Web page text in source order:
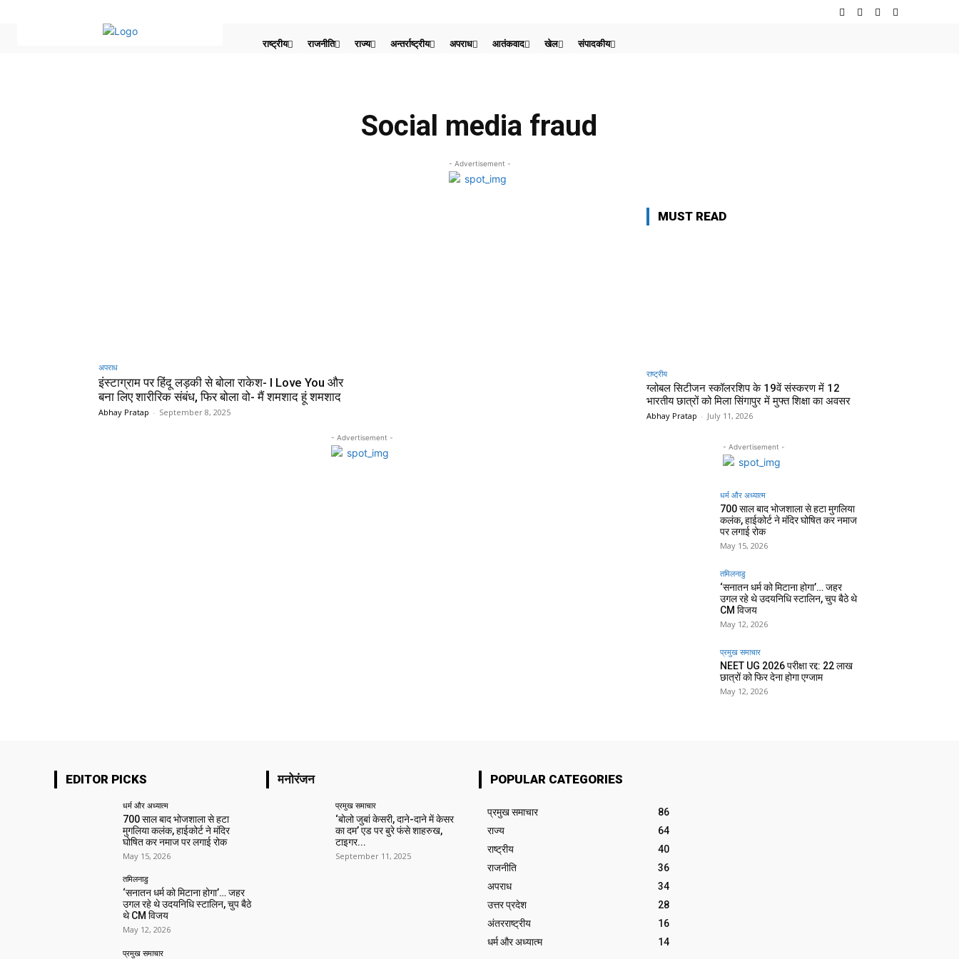
राष्ट्रीय राजनीति राज्य अन्तर्राष्ट्रीय अपराध आतंकवाद खेल संपादकीय
Social media fraud
- Advertisement -
अपराध
इंस्टाग्राम पर हिंदू लड़की से बोला राकेश- I Love You और
बना लिए शारीरिक संबंध, फिर बोला वो- मैं शमशाद हूं शमशाद
Abhay Pratap - September 8, 2025
- Advertisement -
MUST READ
राष्ट्रीय
ग्लोबल सिटीजन स्कॉलरशिप के 19वें संस्करण में 12
भारतीय छात्रों को मिला सिंगापुर में मुफ्त शिक्षा का अवसर
Abhay Pratap - July 11, 2026
- Advertisement -
धर्म और अध्यात्म
700 साल बाद भोजशाला से हटा मुगलिया
कलंक, हाईकोर्ट ने मंदिर घोषित कर नमाज
पर लगाई रोक
May 15, 2026
तमिलनाडु
‘सनातन धर्म को मिटाना होगा’… जहर
उगल रहे थे उदयनिधि स्टालिन, चुप बैठे थे
CM विजय
May 12, 2026
प्रमुख समाचार‎
NEET UG 2026 परीक्षा रद्द: 22 लाख
छात्रों को फिर देना होगा एग्जाम
May 12, 2026
EDITOR PICKS
धर्म और अध्यात्म
700 साल बाद भोजशाला से हटा
मुगलिया कलंक, हाईकोर्ट ने मंदिर
घोषित कर नमाज पर लगाई रोक
May 15, 2026
तमिलनाडु
‘सनातन धर्म को मिटाना होगा’… जहर
उगल रहे थे उदयनिधि स्टालिन, चुप बैठे
थे CM विजय
May 12, 2026
प्रमुख समाचार‎
मनोरंजन
प्रमुख समाचार‎
‘बोलो जुबां केसरी, दाने-दाने में केसर
का दम’ एड पर बुरे फंसे शाहरुख,
टाइगर...
September 11, 2025
POPULAR CATEGORIES
प्रमुख समाचार‎
86
राज्य
64
राष्ट्रीय
40
राजनीति
36
अपराध
34
उत्तर प्रदेश
28
अंतरराष्ट्रीय
16
धर्म और अध्यात्म
14